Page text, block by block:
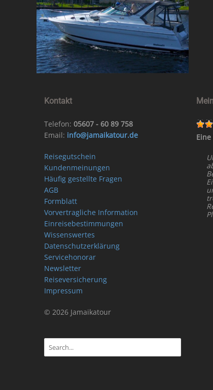
Kontakt
Telefon: 05607 - 60 89 758
Email: info@jamaikatour.de
Reisegutschein
Kundenmeinungen
Häufig gestellte Fragen
AGB
Formblatt
Vorvertragliche Information
Einreisebestimmungen
Wissenswertes
Datenschutzerklärung
Servicehonorar
Newsletter
Reiseversicherung
Impressum
© 2026 Jamaikatour